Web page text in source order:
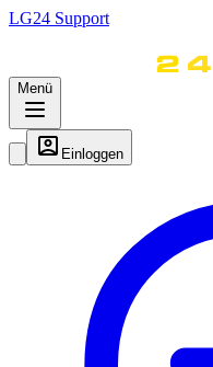
LG24 Support
Menü
Einloggen